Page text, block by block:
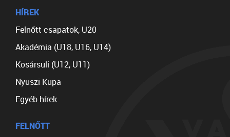
HÍREK
Felnőtt csapatok, U20
Akadémia (U18, U16, U14)
Kosársuli (U12, U11)
Nyuszi Kupa
Egyéb hírek
FELNŐTT